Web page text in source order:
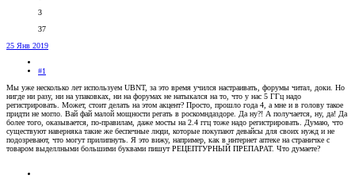
3
37
25 Янв 2019
#1
Мы уже несколько лет используем UBNT, за это время учился настраивать, форумы читал, доки. Но
нигде ни разу, ни на упаковках, ни на форумах не натыкался на то, что у нас 5 ГГц надо
регистрировать. Может, стоит делать на этом акцент? Просто, прошло года 4, а мне и в голову такое
придти не могло. Вай фай малой мощности регать в роскомндаздоре. Да ну?! А получается, ну, да! Да
более того, оказывается, по-правилам, даже мосты на 2.4 ггц тоже надо регистрировать. Думаю, что
существуют наверняка такие же беспечные люди, которые покупают девайсы для своих нужд и не
подозревают, что могут прилипнуть. Я это вижу, например, как в интернет аптеке на страничке с
товаром выделлными большими буквами пишут РЕЦЕПТУРНЫЙ ПРЕПАРАТ. Что думаете?